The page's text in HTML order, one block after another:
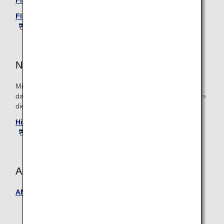
Flugstatus (Innerjapanische Flüge) (nur auf Englisch)
Neue Serviceinformationen
Mit diesem Service erfahren Sie, wie lange es ungefähr
dauert, bis Ihr Gepäck aufgegeben wird. Bitte bestätigen Sie
dies, bevor Sie Ihr Gepäck aufgeben.
Hier finden Sie Informationen zur aktuellen Wartezeit.
ANA FESTA
ANA FESTA